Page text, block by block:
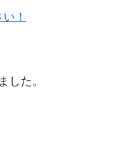
！
した。